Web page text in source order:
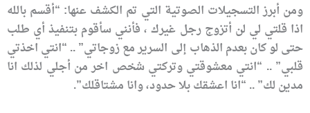
ومن أبرز التسجيلات الصوتية التي تم الكشف عنها: “أقسم بالله
اذا قلتي لي لن أتزوج رجل غيرك ، فأنني سأقوم بتنفيذ أي طلب
حتى لو كان بعدم الذهاب إلى السرير مع زوجاتي” .. “انتي اخذتي
قلبي” .. “انتي معشوقتي وتركتي شخص اخر من أجلي لذلك انا
مدين لك” .. “انا اعشقك بلا حدود، وانا مشتاقلك”.